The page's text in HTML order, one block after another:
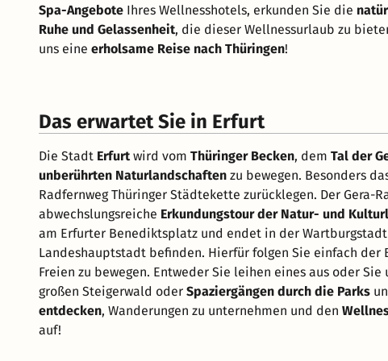
Spa-Angebote Ihres Wellnesshotels, erkunden Sie die
Ruhe und Gelassenheit, die dieser Wellnessurlaub zu
uns eine erholsame Reise nach Thüringen!
Das erwartet Sie in Erfurt
Die Stadt Erfurtwird vom Thüringer Becken, dem Tal der
unberührten Naturlandschaften zu bewegen. Besonders
Radfernweg Thüringer Städtekette zurücklegen. Der Gera-
abwechslungsreiche Erkundungstour der Natur- und
am Erfurter Benediktsplatz und endet in der
Landeshauptstadt befinden. Hierfür folgen Sie einfach der
Freien zu bewegen. Entweder Sie leihen eines aus oder Sie
großen Steigerwald oder Spaziergängen durch die Parks
entdecken, Wanderungen zu unternehmen und den
auf!